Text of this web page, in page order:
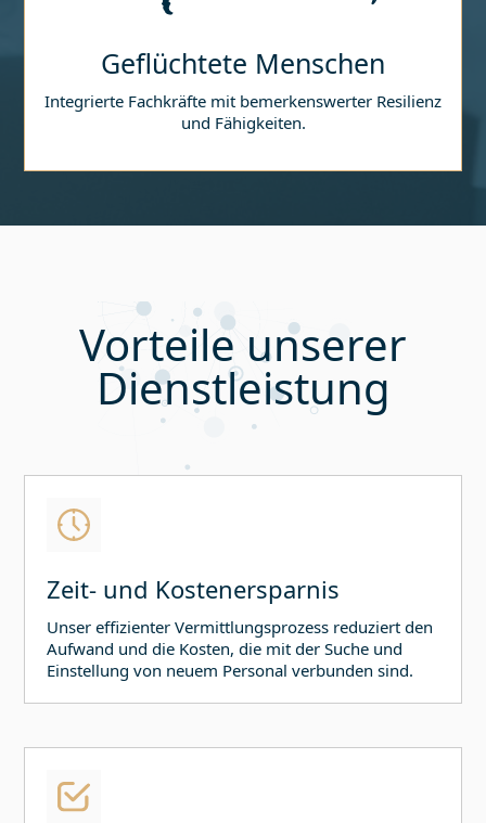
Geflüchtete Menschen
Integrierte Fachkräfte mit bemerkenswerter Resilienz
und Fähigkeiten.
Vorteile unserer
Dienstleistung
Zeit- und Kostenersparnis
Unser effizienter Vermittlungsprozess reduziert den
Aufwand und die Kosten, die mit der Suche und
Einstellung von neuem Personal verbunden sind.